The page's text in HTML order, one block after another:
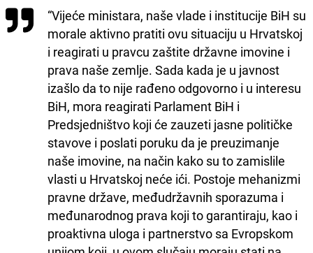
“Vijeće ministara, naše vlade i institucije BiH su
morale aktivno pratiti ovu situaciju u Hrvatskoj
i reagirati u pravcu zaštite državne imovine i
prava naše zemlje. Sada kada je u javnost
izašlo da to nije rađeno odgovorno i u interesu
BiH, mora reagirati Parlament BiH i
Predsjedništvo koji će zauzeti jasne političke
stavove i poslati poruku da je preuzimanje
naše imovine, na način kako su to zamislile
vlasti u Hrvatskoj neće ići. Postoje mehanizmi
pravne države, međudržavnih sporazuma i
međunarodnog prava koji to garantiraju, kao i
proaktivna uloga i partnerstvo sa Evropskom